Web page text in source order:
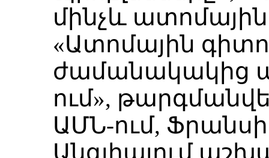
մինչև ատոմային
«Ատոմային
ժամանակակից
ում»,
ԱՄՆ-ում,
Անգլիայում